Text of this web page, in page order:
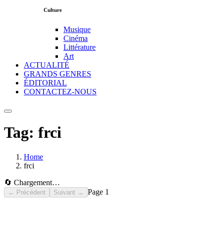
Culture
Musique
Cinéma
Littérature
Art
ACTUALITÉ
GRANDS GENRES
ÉDITORIAL
CONTACTEZ-NOUS
Tag: frci
Home
frci
🔄 Chargement…
← Précédent Suivant → Page 1